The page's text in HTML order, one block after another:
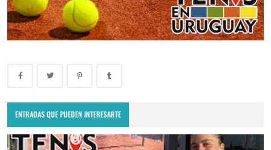
ENTRADAS QUE PUEDEN INTERESARTE